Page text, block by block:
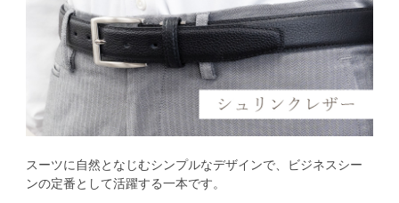
スーツに自然となじむシンプルなデザインで、ビジネスシー
ンの定番として活躍する一本です。